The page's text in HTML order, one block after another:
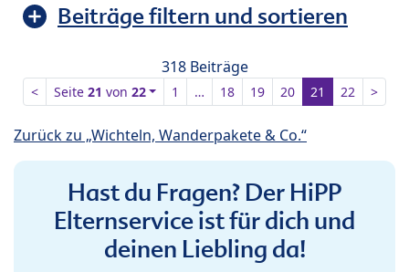
Beiträge filtern und sortieren
318 Beiträge
< Seite 21 von 22 1 … 18 19 20 21 22 >
Zurück zu „Wichteln, Wanderpakete & Co.“
Hast du Fragen? Der HiPP
Elternservice ist für dich und
deinen Liebling da!